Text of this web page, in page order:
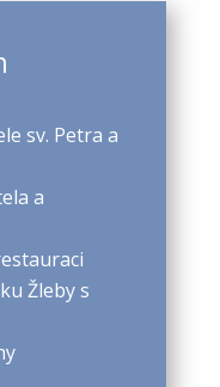
sv. Petra a
a
Žleby s